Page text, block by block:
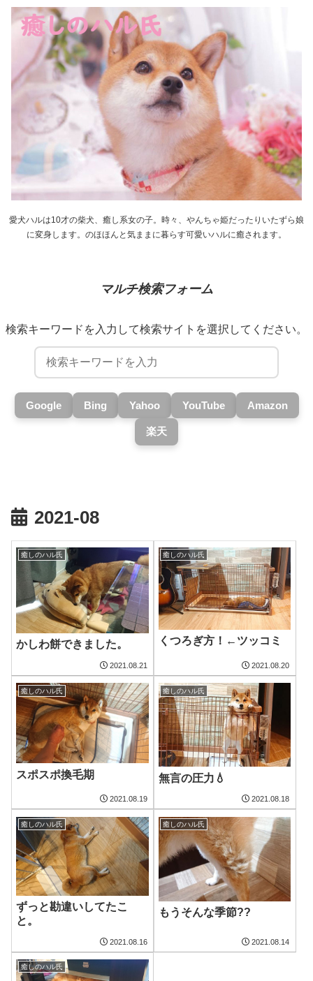
愛犬ハルは10才の柴犬、癒し系女の子。時々、やんちゃ姫だったりいたずら娘
に変身します。のほほんと気ままに暮らす可愛いハルに癒されます。
マルチ検索フォーム
検索キーワードを入力して検索サイトを選択してください。
Google Bing Yahoo YouTube Amazon
楽天
2021-08
癒しのハル氏
かしわ餅できました。
2021.08.21
癒しのハル氏
くつろぎ方！←ツッコミ
2021.08.20
癒しのハル氏
スポスポ換毛期
2021.08.19
癒しのハル氏
無言の圧力💧
2021.08.18
癒しのハル氏
ずっと勘違いしてたこ
と。
2021.08.16
癒しのハル氏
もうそんな季節??
2021.08.14
癒しのハル氏